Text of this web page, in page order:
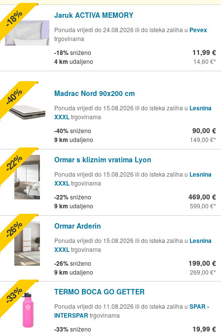
Jaruk ACTIVA MEMORY
Ponuda vrijedi do 24.08.2026 ili do isteka zaliha u Pevex
trgovinama
-18%sniženo
4 km udaljeno
11,99 €
14,60 €
-18%
Madrac Nord 90x200 cm
Ponuda vrijedi do 15.08.2026 ili do isteka zaliha u Lesnina
XXXLtrgovinama
-40%sniženo
9 km udaljeno
90,00 €
149,00 €
-40%
Ormar s kliznim vratima Lyon
Ponuda vrijedi do 15.08.2026 ili do isteka zaliha u Lesnina
XXXLtrgovinama
-22%sniženo
9 km udaljeno
469,00 €
599,00 €
-22%
Ormar Arderin
Ponuda vrijedi do 15.08.2026 ili do isteka zaliha u Lesnina
XXXLtrgovinama
-26%sniženo
9 km udaljeno
199,00 €
269,00 €
-26%
TERMO BOCA GO GETTER
Ponuda vrijedi do 11.08.2026 ili do isteka zaliha u SPAR -
INTERSPAR trgovinama
-33%sniženo 19,99 €
-33%